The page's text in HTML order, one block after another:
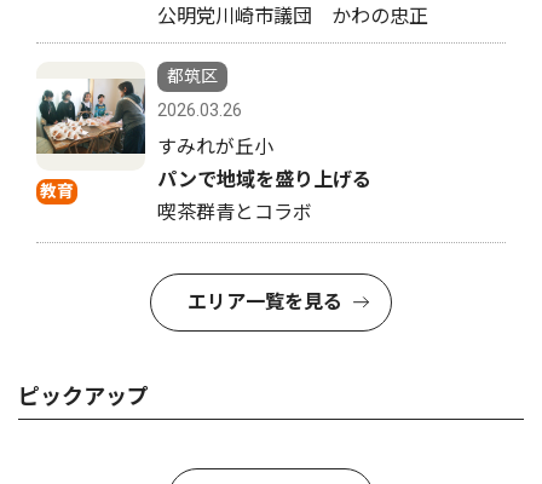
公明党川崎市議団 かわの忠正
教育
都筑区
2026.03.26
すみれが丘小
パンで地域を盛り上げる
喫茶群青とコラボ
エリア一覧を見る
ピックアップ